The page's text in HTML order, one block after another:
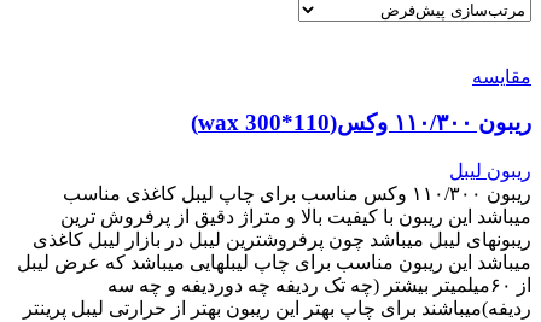
مقایسه
ریبون ۱۱۰/۳۰۰ وکس(110*300 wax)
ریبون لیبل
ریبون ۱۱۰/۳۰۰ وکس مناسب برای چاپ لیبل کاغذی مناسب
میباشد این ریبون با کیفیت بالا و متراژ دقیق از پرفروش ترین
ریبونهای لیبل میباشد چون پرفروشترین لیبل در بازار لیبل کاغذی
میباشد این ریبون مناسب برای چاپ لیبلهایی میباشد که عرض لیبل
از ۶۰میلمیتر بیشتر (چه تک ردیفه چه دوردیفه و چه سه
ردیفه)میباشند برای چاپ بهتر این ریبون بهتر از حرارتی لیبل پرینتر